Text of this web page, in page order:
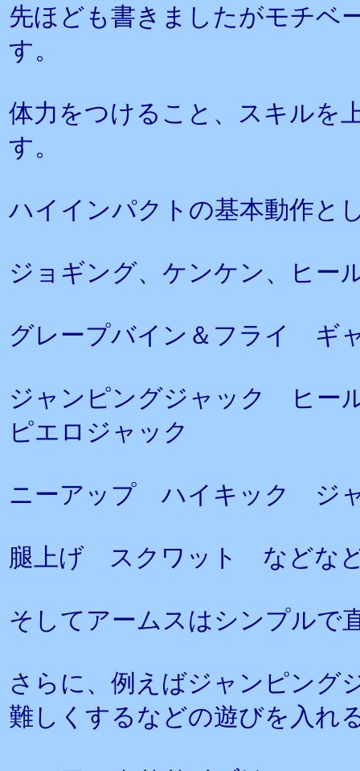
先ほども書きましたがモチベ
す。
体力をつけること、スキルを
す。
ハイインパクトの基本動作と
ジョギング、ケンケン、ヒー
グレープバイン＆フライ
ジャンピングジャック ヒー
ピエロジャック
ニーアップ ハイキック ジ
腿上げ スクワット などな
そしてアームスはシンプルで
さらに、例えばジャンピング
難しくするなどの遊びを入れ